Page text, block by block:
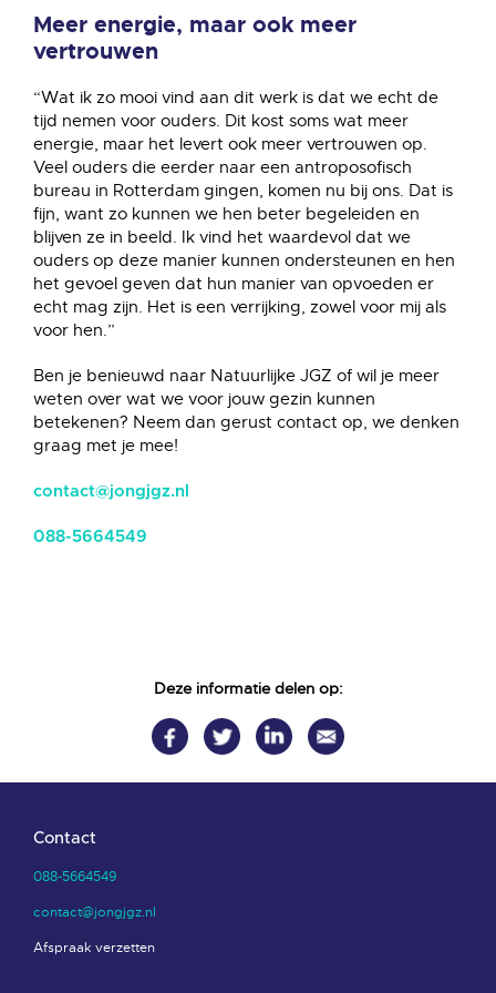
Meer energie, maar ook meer
vertrouwen
“Wat ik zo mooi vind aan dit werk is dat we echt de
tijd nemen voor ouders. Dit kost soms wat meer
energie, maar het levert ook meer vertrouwen op.
Veel ouders die eerder naar een antroposofisch
bureau in Rotterdam gingen, komen nu bij ons. Dat is
fijn, want zo kunnen we hen beter begeleiden en
blijven ze in beeld. Ik vind het waardevol dat we
ouders op deze manier kunnen ondersteunen en hen
het gevoel geven dat hun manier van opvoeden er
echt mag zijn. Het is een verrijking, zowel voor mij als
voor hen.”
Ben je benieuwd naar Natuurlijke JGZ of wil je meer
weten over wat we voor jouw gezin kunnen
betekenen? Neem dan gerust contact op, we denken
graag met je mee!
contact@jongjgz.nl
088-5664549
Deze informatie delen op:
Contact
088-5664549
contact@jongjgz.nl
Afspraak verzetten